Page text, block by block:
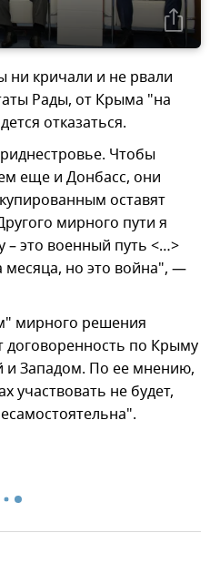
ни кричали и не рвали
Рады, от Крыма "на
отказаться.
Чтобы
еще и Донбасс, они
оставят
мирного пути я
– это военный путь <…>
месяца, но это война", —
мирного решения
договоренность по Крыму
и Западом. По ее мнению,
участвовать не будет,